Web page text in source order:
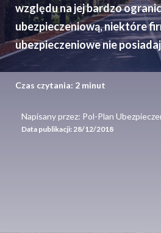
względu na jej bardzo
ubezpieczeniową, niektóre
ubezpieczeniowe nie
Czas czytania: 2 minut
Napisany przez: Pol-Plan
Data publikacji: 28/12/2018